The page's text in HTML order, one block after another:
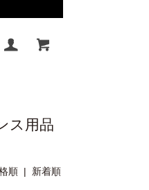
ス用品
順 | 新着順